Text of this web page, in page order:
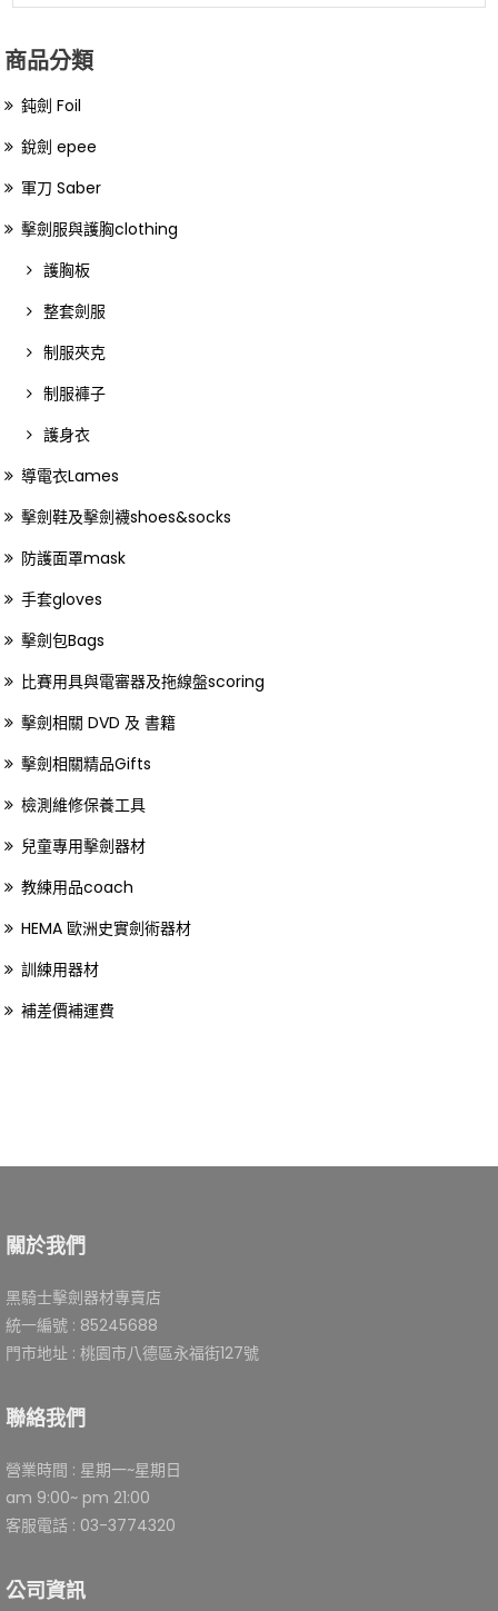
商品分類
鈍劍 Foil
銳劍 epee
軍刀 Saber
擊劍服與護胸clothing
護胸板
整套劍服
制服夾克
制服褲子
護身衣
導電衣Lames
擊劍鞋及擊劍襪shoes&socks
防護面罩mask
手套gloves
擊劍包Bags
比賽用具與電審器及拖線盤scoring
擊劍相關 DVD 及 書籍
擊劍相關精品Gifts
檢測維修保養工具
兒童專用擊劍器材
教練用品coach
HEMA 歐洲史實劍術器材
訓練用器材
補差價補運費
關於我們
黑騎士擊劍器材專賣店
統一編號 : 85245688
門市地址 : 桃園市八德區永福街127號
聯絡我們
營業時間 : 星期一~星期日
am 9:00~ pm 21:00
客服電話 : 03-3774320
公司資訊